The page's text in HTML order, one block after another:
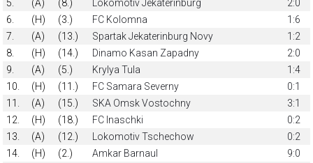
5.
(A) (8.) Lokomotiv Jekaterinburg
2:0
6.
(H) (3.) FC Kolomna
1:6
7.
(A) (13.) Spartak Jekaterinburg Novy
1:2
8.
(H) (14.) Dinamo Kasan Zapadny
2:0
9.
(A) (5.) Krylya Tula
1:4
10.
(H) (11.) FC Samara Severny
0:1
11.
(A) (15.) SKA Omsk Vostochny
3:1
12.
(H) (18.) FC Inaschki
0:2
13.
(A) (12.) Lokomotiv Tschechow
0:2
14.
(H) (2.) Amkar Barnaul
9:0